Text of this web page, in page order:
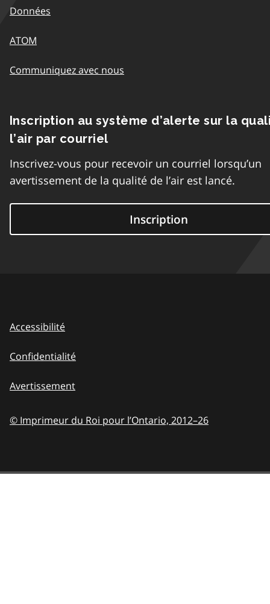
Données
ATOM
Communiquez avec nous
Inscription au système d’alerte sur la
l’air par courriel
Inscrivez-vous pour recevoir un courriel lorsqu’un
avertissement de la qualité de l’air est lancé.
Inscription
Accessibilité
Confidentialité
Avertissement
© Imprimeur du Roi pour l’Ontario, 2012–26